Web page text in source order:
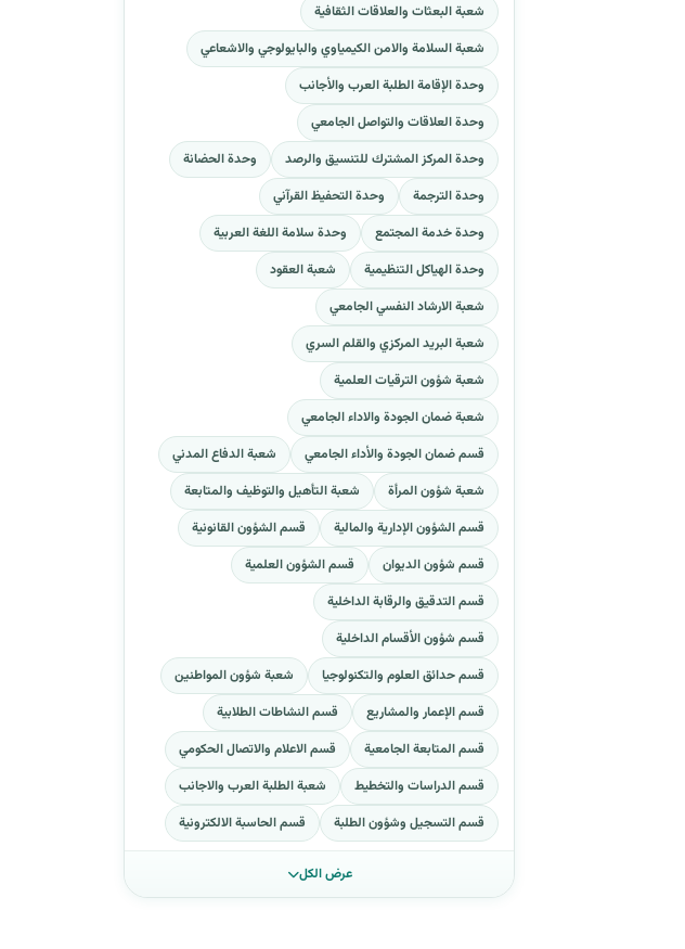
شعبة البعثات والعلاقات الثقافية
شعبة السلامة والامن الكيمياوي والبايولوجي والاشعاعي
وحدة الإقامة الطلبة العرب والأجانب
وحدة العلاقات والتواصل الجامعي
وحدة المركز المشترك للتنسيق والرصد
وحدة الحضانة
وحدة الترجمة
وحدة التحفيظ القرآني
وحدة خدمة المجتمع
وحدة سلامة اللغة العربية
وحدة الهياكل التنظيمية
شعبة العقود
شعبة الارشاد النفسي الجامعي
شعبة البريد المركزي والقلم السري
شعبة شؤون الترقيات العلمية
شعبة ضمان الجودة والاداء الجامعي
قسم ضمان الجودة والأداء الجامعي
شعبة الدفاع المدني
شعبة شؤون المرأة
شعبة التأهيل والتوظيف والمتابعة
قسم الشؤون الإدارية والمالية
قسم الشؤون القانونية
قسم شؤون الديوان
قسم الشؤون العلمية
قسم التدقيق والرقابة الداخلية
قسم شؤون الأقسام الداخلية
قسم حدائق العلوم والتكنولوجيا
شعبة شؤون المواطنين
قسم الإعمار والمشاريع
قسم النشاطات الطلابية
قسم المتابعة الجامعية
قسم الاعلام والاتصال الحكومي
قسم الدراسات والتخطيط
شعبة الطلبة العرب والاجانب
قسم التسجيل وشؤون الطلبة
قسم الحاسبة الالكترونية
عرض الكل